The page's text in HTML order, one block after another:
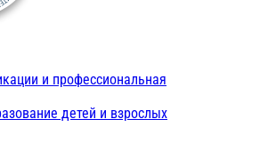
и профессиональная
детей и взрослых